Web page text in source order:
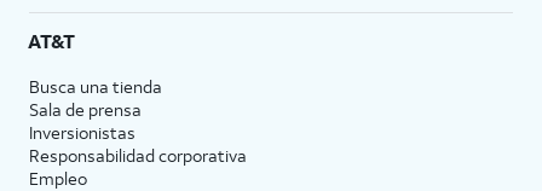
AT&T
Busca una tienda
Sala de prensa
Inversionistas
Responsabilidad corporativa
Empleo